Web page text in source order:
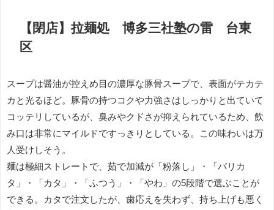
【閉店】拉麺処 博多三社塾の雷 台東
区
スープは醤油が控えめ目の濃厚な豚骨スープで、表面がテカテ
カと光るほど。豚骨の持つコクや力強さはしっかりと出ていて
コッテリしているが、臭みやクドさが抑えられているため、飲
み口は非常にマイルドですっきりとしている。この味わいは万
人受けしそう。
麺は極細ストレートで、茹で加減が「粉落し」・「バリカ
タ」・「カタ」・「ふつう」・「やわ」の5段階で選ぶことが
できる。カタで注文したが、歯応えを失わず、持ち上げも悪く